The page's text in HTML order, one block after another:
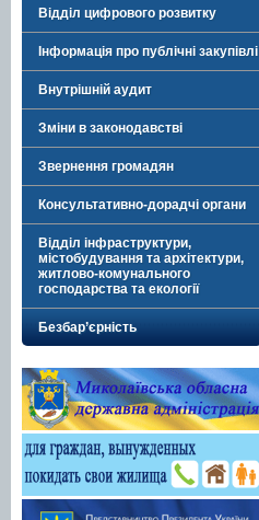
Відділ цифрового розвитку
Інформація про публічні закупівлі
Внутрішній аудит
Зміни в законодавстві
Звернення громадян
Консультативно-дорадчі органи
Відділ інфраструктури,
містобудування та архітектури,
житлово-комунального
господарства та екології
Безбар’єрність